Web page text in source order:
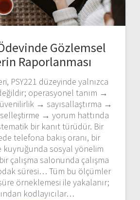
Gözlemsel
Raporlanması
PSY221 düzeyinde yalnızca
operasyonel tanım →
→ sayısallaştırma →
→ yorum hattında
bir kanıt türüdür. Bir
telefona bakış oranı, bir
kuyruğunda sosyal yönelim
çalışma salonunda çalışma
süresi… Tüm bu ölçümler
örneklemesi ile yakalanır;
kodlayıcılar…